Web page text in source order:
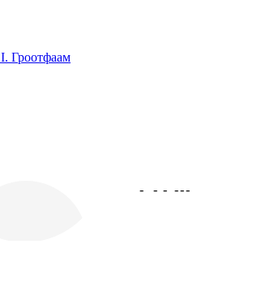
І. Гроотфаам
- - - ---